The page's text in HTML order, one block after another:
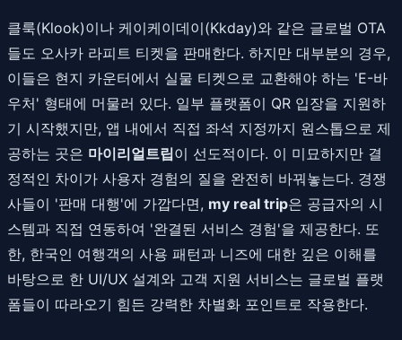
클룩(Klook)이나 케이케이데이(Kkday)와 같은 글로벌 OTA
들도 오사카 라피트 티켓을 판매한다. 하지만 대부분의 경우,
이들은 현지 카운터에서 실물 티켓으로 교환해야 하는 'E-바
우처' 형태에 머물러 있다. 일부 플랫폼이 QR 입장을 지원하
기 시작했지만, 앱 내에서 직접 좌석 지정까지 원스톱으로 제
공하는 곳은 마이리얼트립이 선도적이다. 이 미묘하지만 결
정적인 차이가 사용자 경험의 질을 완전히 바꿔놓는다. 경쟁
사들이 '판매 대행'에 가깝다면, my real trip은 공급자의 시
스템과 직접 연동하여 '완결된 서비스 경험'을 제공한다. 또
한, 한국인 여행객의 사용 패턴과 니즈에 대한 깊은 이해를
바탕으로 한 UI/UX 설계와 고객 지원 서비스는 글로벌 플랫
폼들이 따라오기 힘든 강력한 차별화 포인트로 작용한다.